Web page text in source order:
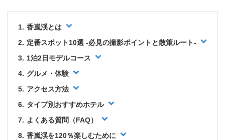
香嵐渓とは
定番スポット10選 -必見の撮影ポイントと散策ルート-
1泊2日モデルコース
グルメ・体験
アクセス方法
タイプ別おすすめホテル
よくある質問（FAQ）
香嵐渓を120％楽しむために